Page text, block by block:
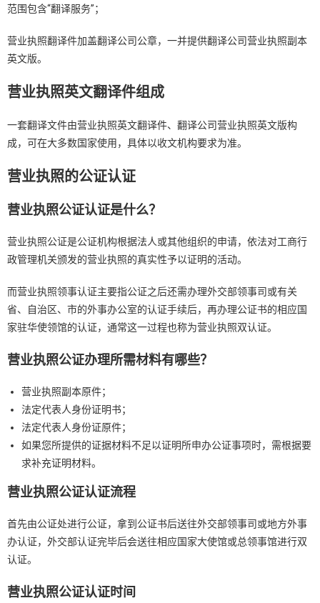
范围包含“翻译服务”；
营业执照翻译件加盖翻译公司公章，一并提供翻译公司营业执照副本
英文版。
营业执照英文翻译件组成
一套翻译文件由营业执照英文翻译件、翻译公司营业执照英文版构
成，可在大多数国家使用，具体以收文机构要求为准。
营业执照的公证认证
营业执照公证认证是什么？
营业执照公证是公证机构根据法人或其他组织的申请，依法对工商行
政管理机关颁发的营业执照的真实性予以证明的活动。
而营业执照领事认证主要指公证之后还需办理外交部领事司或有关
省、自治区、市的外事办公室的认证手续后，再办理公证书的相应国
家驻华使领馆的认证，通常这一过程也称为营业执照双认证。
营业执照公证办理所需材料有哪些？
营业执照副本原件；
法定代表人身份证明书；
法定代表人身份证原件；
如果您所提供的证据材料不足以证明所申办公证事项时，需根据要
求补充证明材料。
营业执照公证认证流程
首先由公证处进行公证，拿到公证书后送往外交部领事司或地方外事
办认证，外交部认证完毕后会送往相应国家大使馆或总领事馆进行双
认证。
营业执照公证认证时间